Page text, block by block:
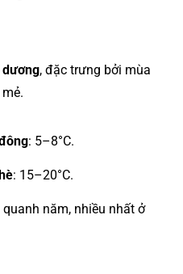
, đặc trưng bởi mùa
: 5–8°C.
: 15–20°C.
năm, nhiều nhất ở